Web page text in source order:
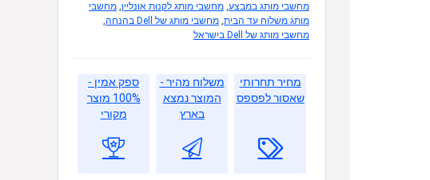
מחשבי מותג במבצע, מחשבי מותג לקנות אונליין, מחשבי
מותג משלוח עד הבית, מחשבי מותג של Dell בהנחה
,
מחשבי מותג של Dell בישראל
מחיר תחרותי
שאסור לפספס
משלוח מהיר -
המוצר נמצא
בארץ
ספק אמין -
100% מוצר
מקורי